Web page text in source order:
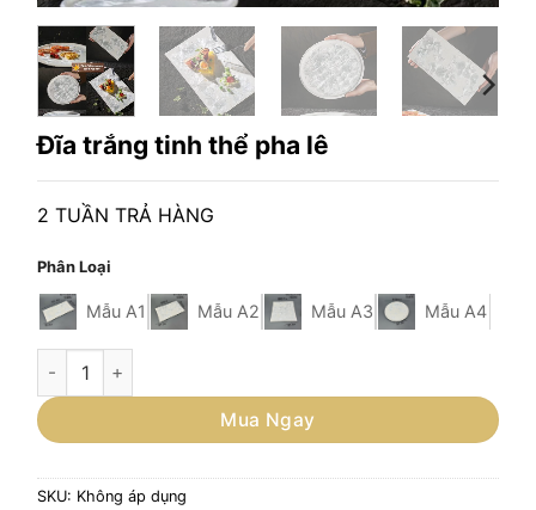
Đĩa trắng tinh thể pha lê
2 TUẦN TRẢ HÀNG
Phân Loại
Mẫu A1 Mẫu A2 Mẫu A3 Mẫu A4
Đĩa trắng tinh thể pha lê số lượng
Mua Ngay
SKU: Không áp dụng